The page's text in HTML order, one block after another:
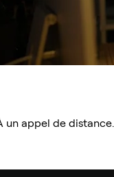
appel de distance.